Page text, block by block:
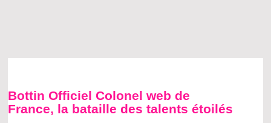
Bottin Officiel Colonel web de
France, la bataille des talents étoilés